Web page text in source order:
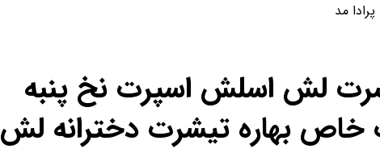
مد
لش اسلش اسپرت نخ پنبه
بهاره تیشرت دخترانه لش